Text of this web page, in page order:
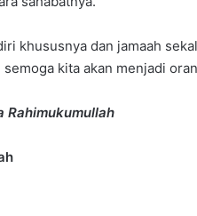
khususnya dan jamaah
kita akan menjadi
Rahimukumullah